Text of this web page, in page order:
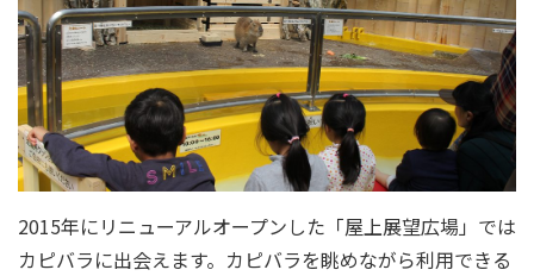
2015年にリニューアルオープンした「屋上展望広場」では
カピバラに出会えます。カピバラを眺めながら利用できる